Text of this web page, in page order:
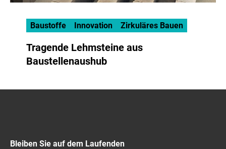
Baustoffe Innovation Zirkuläres Bauen
Tragende Lehmsteine aus
Baustellenaushub
Bleiben Sie auf dem Laufenden